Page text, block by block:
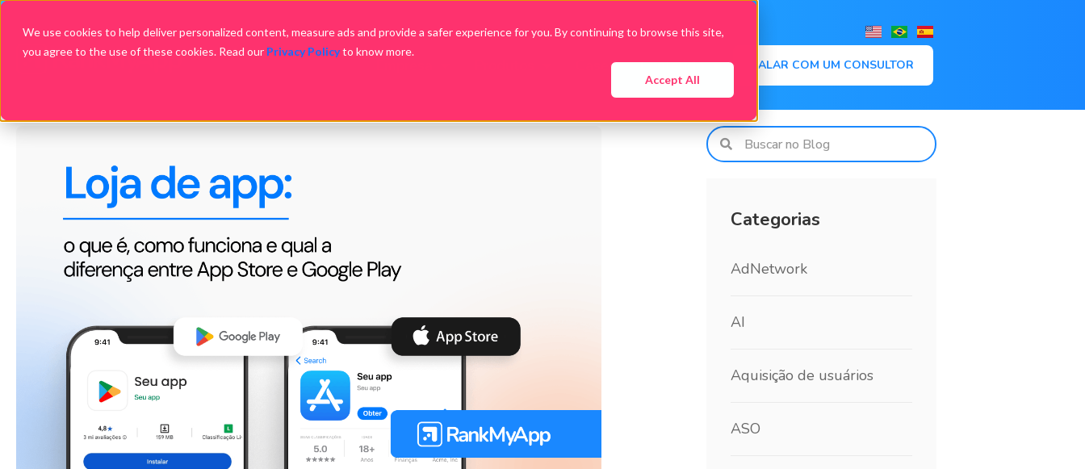
We use cookies to help deliver personalized content, measure ads and provide a safer experience for you. By continuing to browse this site,
you agree to the use of these cookies. Read our Privacy Policyto know more.
Accept All
Cases Conteúdo FALAR COM UM CONSULTOR
Categorias
AdNetwork
AI
Aquisição de usuários
ASO